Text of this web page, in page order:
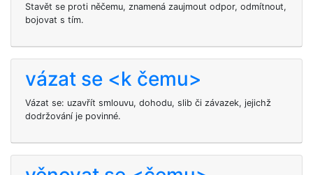
Stavět se proti něčemu, znamená zaujmout odpor, odmítnout,
bojovat s tím.
vázat se <k čemu>
Vázat se: uzavřít smlouvu, dohodu, slib či závazek, jejichž
dodržování je povinné.